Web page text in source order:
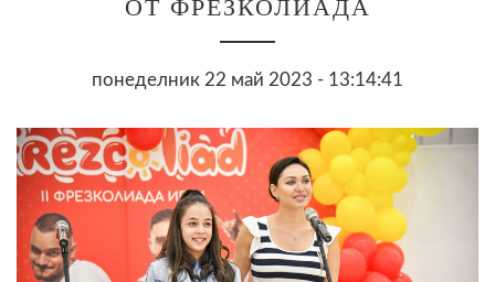
ОТ ФРЕЗКОЛИАДА
понеделник 22 май 2023 - 13:14:41